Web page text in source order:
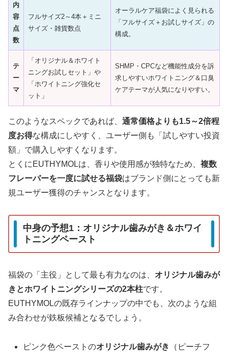
内
容
点
数
フルサイズ2～4本＋ミニ
サイズ・雑貨数点
オーラルケア福袋によく見られる
「フルサイズ＋お試しサイズ」の
構成。
テ
ー
マ
「オリジナル＆ホワイト
ニングお試しセット」や
「ホワイトニング強化セ
ット」
SHMP・CPCなど機能性成分を訴
求しやすいホワイトニング＆口臭
ケアテーマが人気になりやすい。
このようなスペックであれば、 通常価格よりも1.5～2倍程
度お得な構成にしやすく、ユーザー側も「試しやすい投資
額」で購入しやすくなります。
とくにEUTHYMOLは、香りや使用感が独特なため、 複数
フレーバーを一度に試せる福袋はブランド側にとっても新
規ユーザー獲得のチャンスとなります。
中身の予想1：オリジナル歯みがき＆ホワイ
トニングペースト
福袋の「主役」として最も有力なのは、 オリジナル歯みが
きとホワイトニングシリーズの2本柱です。
EUTHYMOLの既存ラインナップの中でも、次のような組
み合わせが鉄板候補となるでしょう。
ピンク色ペーストのオリジナル歯みがき
（ピーチフ